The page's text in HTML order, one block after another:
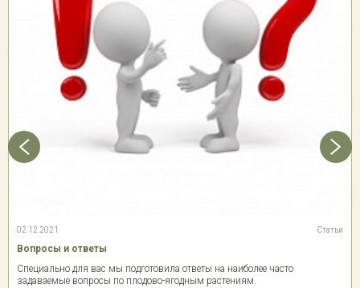
02.12.2021 Статьи
Вопросы и ответы
Специально для вас мы подготовила ответы на наиболее часто
задаваемые вопросы по плодово-ягодным растениям.